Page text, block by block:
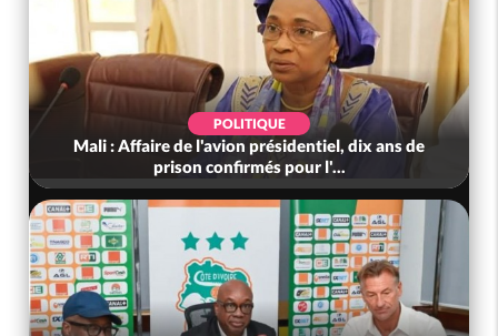
POLITIQUE
Mali : Affaire de l'avion présidentiel, dix ans de
prison confirmés pour l'...